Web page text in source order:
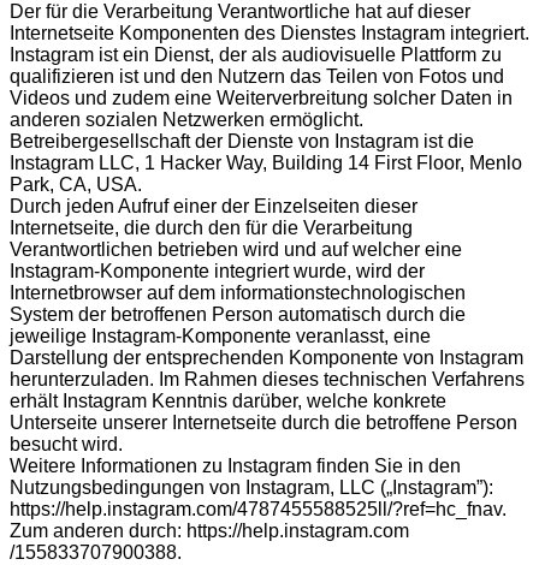
Der für die Verarbeitung Verantwortliche hat auf dieser
Internetseite Komponenten des Dienstes Instagram integriert.
Instagram ist ein Dienst, der als audiovisuelle Plattform zu
qualifizieren ist und den Nutzern das Teilen von Fotos und
Videos und zudem eine Weiterverbreitung solcher Daten in
anderen sozialen Netzwerken ermöglicht.
Betreibergesellschaft der Dienste von Instagram ist die
Instagram LLC, 1 Hacker Way, Building 14 First Floor, Menlo
Park, CA, USA.
Durch jeden Aufruf einer der Einzelseiten dieser
Internetseite, die durch den für die Verarbeitung
Verantwortlichen betrieben wird und auf welcher eine
Instagram-Komponente integriert wurde, wird der
Internetbrowser auf dem informationstechnologischen
System der betroffenen Person automatisch durch die
jeweilige Instagram-Komponente veranlasst, eine
Darstellung der entsprechenden Komponente von Instagram
herunterzuladen. Im Rahmen dieses technischen Verfahrens
erhält Instagram Kenntnis darüber, welche konkrete
Unterseite unserer Internetseite durch die betroffene Person
besucht wird.
Weitere Informationen zu Instagram finden Sie in den
Nutzungsbedingungen von Instagram, LLC („Instagram”):
https://help.instagram.com/4787455588525ll/?ref=hc_fnav.
Zum anderen durch: https://help.instagram.com
/155833707900388.